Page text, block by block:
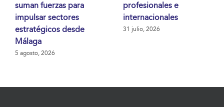
suman fuerzas para
impulsar sectores
estratégicos desde
Málaga
5 agosto, 2026
profesionales e
internacionales
31 julio, 2026